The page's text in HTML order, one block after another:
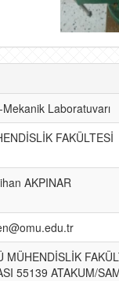
Mekanik Laboratuvarı
FAKÜLTESİ
AKPINAR
MÜHENDİSLİK
55139 ATAKUM/